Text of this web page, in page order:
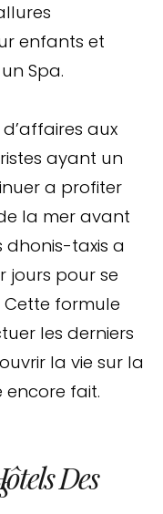
enfants et
Spa.
aux
ayant un
a profiter
la mer avant
dhonis-taxis a
jours pour se
Cette formule
les derniers
la vie sur la
encore fait.
Des